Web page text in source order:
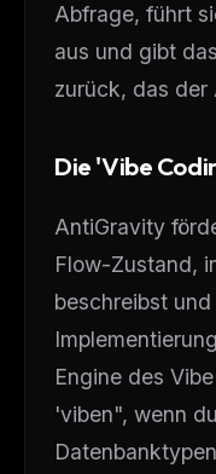
Abfrage, führt
aus und gibt
zurück, das der
Die 'Vibe
AntiGravity
Flow-Zustand,
beschreibst
Engine des
'viben", wenn